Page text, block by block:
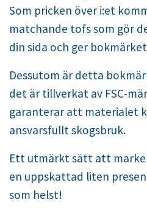
Som pricken över i:et
matchande tofs som gör
din sida och ger
Dessutom är detta
det är tillverkat av FSC-
garanterar att materialet
ansvarsfullt skogsbruk.
Ett utmärkt sätt att
en uppskattad liten
som helst!